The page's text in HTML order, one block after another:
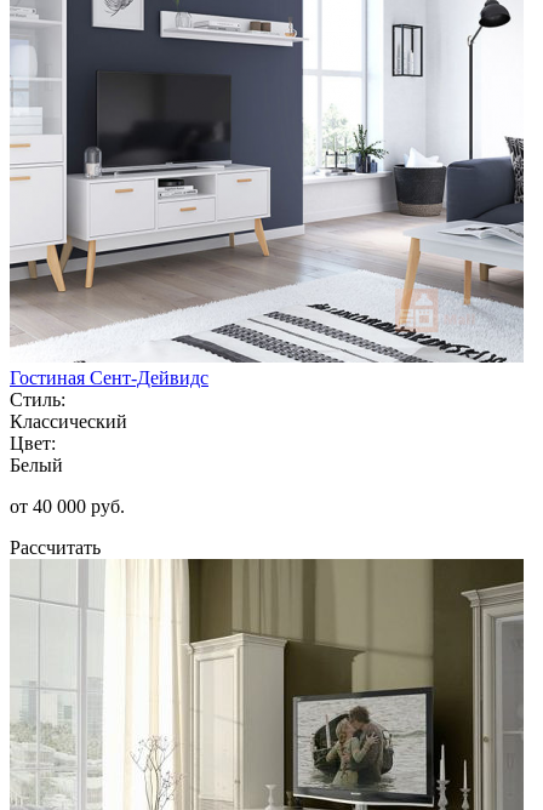
Гостиная Сент-Дейвидс
Стиль:
Классический
Цвет:
Белый
от 40 000 руб.
Рассчитать